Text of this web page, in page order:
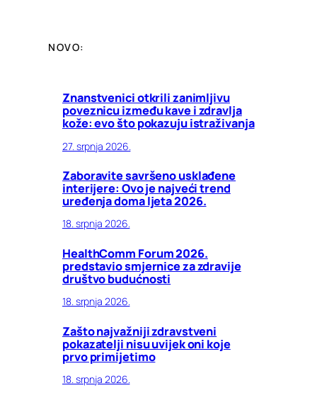
NOVO:
Znanstvenici otkrili zanimljivu
poveznicu između kave i zdravlja
kože: evo što pokazuju istraživanja
27. srpnja 2026.
Zaboravite savršeno usklađene
interijere: Ovo je najveći trend
uređenja doma ljeta 2026.
18. srpnja 2026.
HealthComm Forum 2026.
predstavio smjernice za zdravije
društvo budućnosti
18. srpnja 2026.
Zašto najvažniji zdravstveni
pokazatelji nisu uvijek oni koje
prvo primijetimo
18. srpnja 2026.